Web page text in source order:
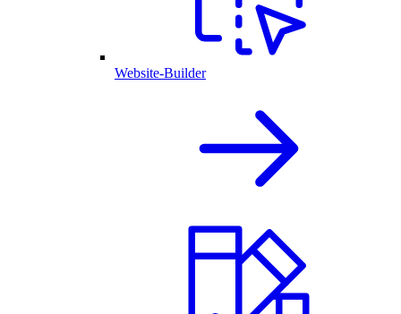
Website-Builder